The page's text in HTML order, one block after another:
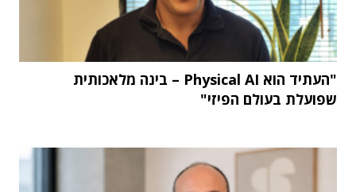
"העתיד הוא Physical AI – בינה מלאכותית
שפועלת בעולם הפיזי"